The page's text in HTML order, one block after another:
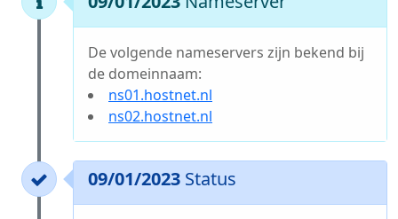
De volgende nameservers zijn bekend bij
de domeinnaam:
ns01.hostnet.nl
ns02.hostnet.nl
09/01/2023 Status